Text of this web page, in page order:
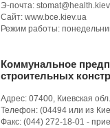
Э-почта:
Сайт: www.bce.kiev.ua
Режим работы:
Коммунальное
строительных
Адрес: 07400, Киевская
Телефон: (04494 или из
Факс: (044) 272-18-01 -